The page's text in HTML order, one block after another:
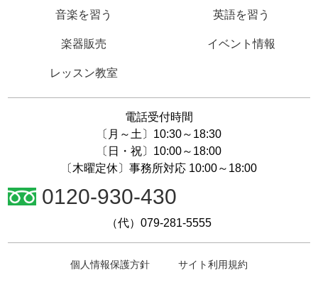
音楽を習う 英語を習う
楽器販売 イベント情報
レッスン教室
電話受付時間
〔月～土〕10:30～18:30
〔日・祝〕10:00～18:00
〔木曜定休〕事務所対応 10:00～18:00
0120-930-430
（代）079-281-5555
個人情報保護方針 サイト利用規約